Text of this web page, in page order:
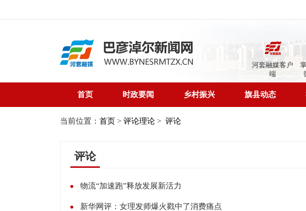
河套融媒客户
端
首页 时政要闻 乡村振兴 旗县动态
当前位置： 首页 > 评论理论 > 评论
评论
物流“加速跑”释放发展新活力
新华网评：女理发师爆火戳中了消费痛点